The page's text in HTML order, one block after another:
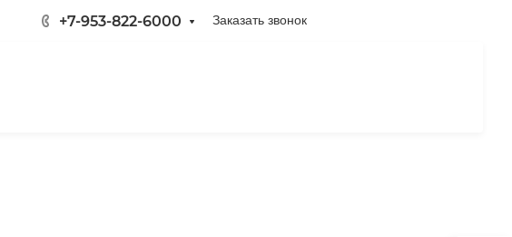
+7-953-822-6000 Заказать звонок